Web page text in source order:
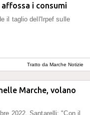
i consumi
il taglio dell'Irpef sulle
Tratto da Marche Notizie
Marche, volano
2022. Santarelli: "Con il